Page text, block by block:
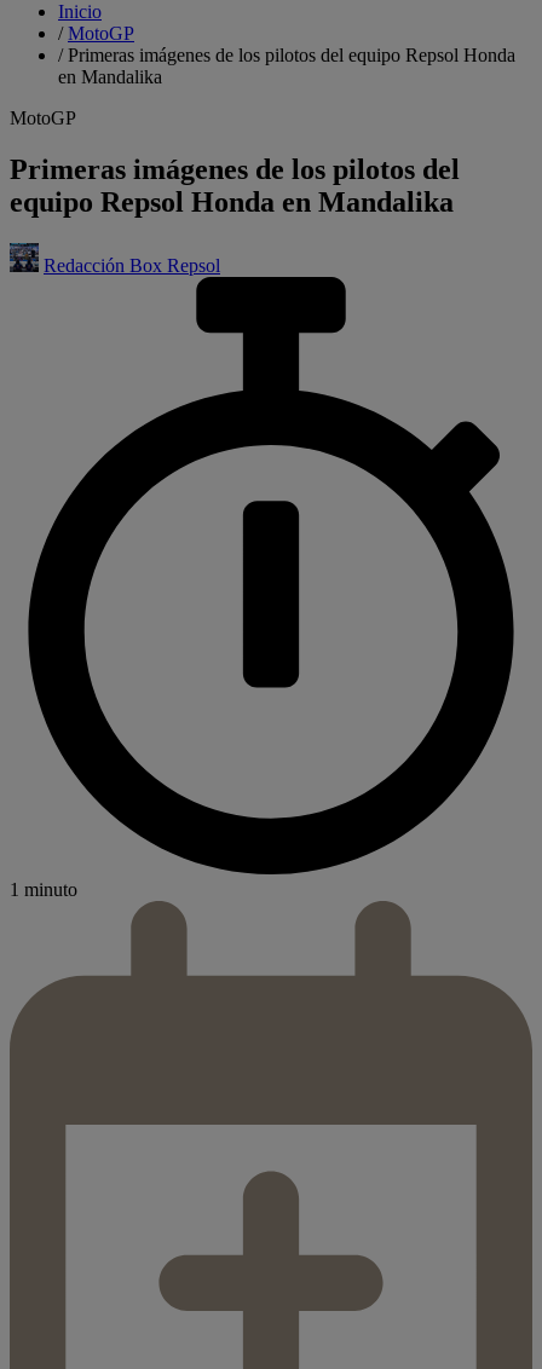
Inicio
/MotoGP
/Primeras imágenes de los pilotos del equipo Repsol Honda
en Mandalika
MotoGP
Primeras imágenes de los pilotos del
equipo Repsol Honda en Mandalika
Redacción Box Repsol
1 minuto